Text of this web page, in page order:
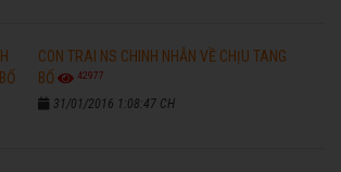
CON TRAI NS CHINH NHẪN VỀ CHỊU TANG
BỐ
42977
31/01/2016 1:08:47 CH